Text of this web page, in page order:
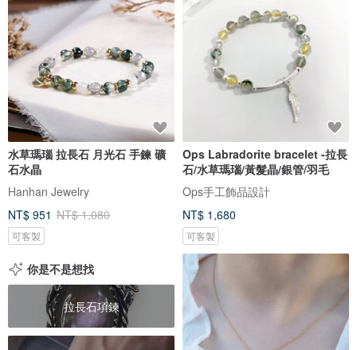
水草瑪瑙 拉長石 月光石 手鍊 礦
石水晶
Hanhan Jewelry
NT$ 951 NT$ 1,080
可客製
Ops Labradorite bracelet -拉長
石/水草瑪瑙/黃髮晶/銀管/羽毛
Ops手工飾品設計
NT$ 1,680
可客製
你是不是想找
拉長石項鍊